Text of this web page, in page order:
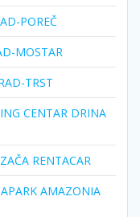
POREČ
MOSTAR
TRST
CENTAR DRINA
RENTACAR
AMAZONIA